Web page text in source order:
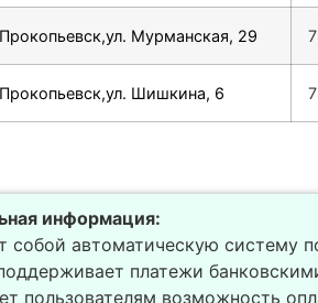
Мурманская, 29
Шишкина, 6
информация:
собой автоматическую систему
платежи
пользователям возможность